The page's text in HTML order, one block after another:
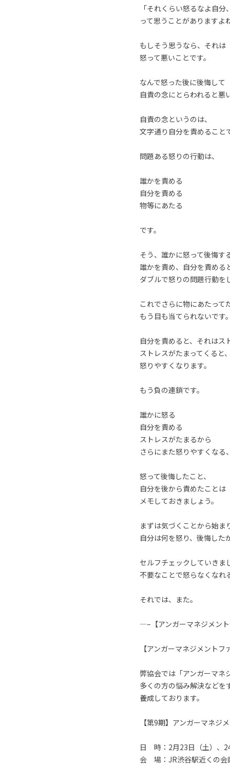
「それくらい怒るなよ自分
って思うことがありますよ
もしそう思うなら、それは
怒って悪いことです。
なんで怒った後に後悔して
自責の念にとらわれると悪
自責の念というのは、
文字通り自分を責めること
問題ある怒りの行動は、
誰かを責める
自分を責める
物等にあたる
です。
そう、誰かに怒って後悔す
誰かを責め、自分を責める
ダブルで怒りの問題行動を
これでさらに物にあたって
もう目も当てられないです
自分を責めると、それはス
ストレスがたまってくると
怒りやすくなります。
もう負の連鎖です。
誰かに怒る
自分を責める
ストレスがたまるから
さらにまた怒りやすくなる
怒って後悔したこと、
自分を後から責めたことは
メモしておきましょう。
まずは気づくことから始ま
自分は何を怒り、後悔した
セルフチェックしていきま
不要なことで怒らなくなれ
それでは、また。
—–【アンガーマネジメン
【アンガーマネジメント
弊協会では「アンガーマネ
多くの方の悩み解決などを
養成しております。
【第9期】アンガーマネジ
日 時：2月23日（土）、
会 場：JR渋谷駅近くの会